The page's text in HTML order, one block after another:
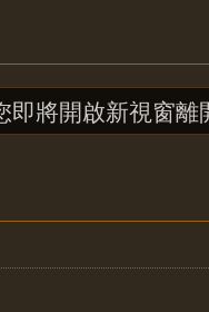
即將開啟新視窗離